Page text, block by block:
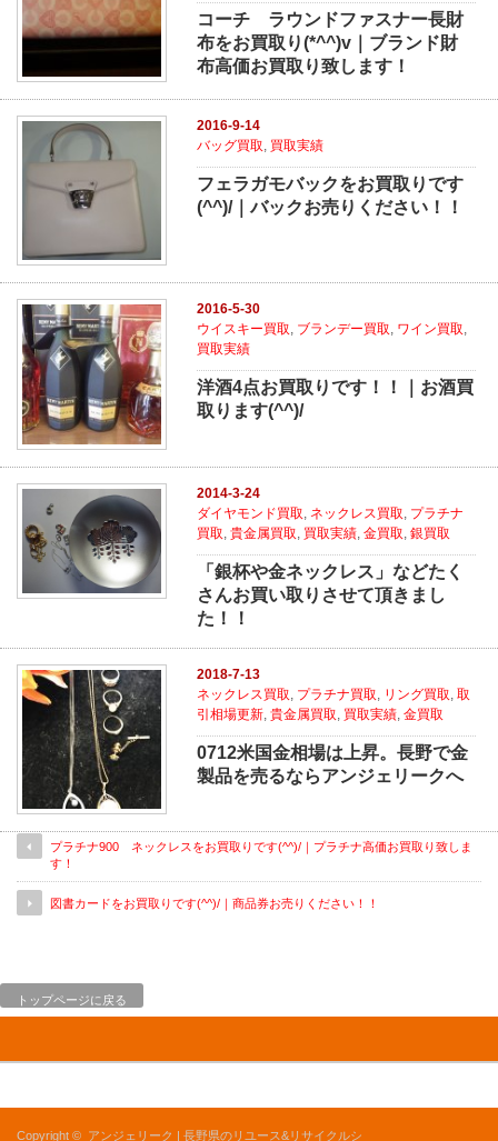
コーチ ラウンドファスナー長財
布をお買取り(*^^)v｜ブランド財
布高価お買取り致します！
2016-9-14
バッグ買取, 買取実績
フェラガモバックをお買取りです
(^^)/｜バックお売りください！！
2016-5-30
ウイスキー買取, ブランデー買取, ワイン買取,
買取実績
洋酒4点お買取りです！！｜お酒買
取ります(^^)/
2014-3-24
ダイヤモンド買取 ネックレス買取 プラチナ
買取 ,貴金属買取 買取実績 ,金買取 ,銀買取
「銀杯や金ネックレス」などたく
さんお買い取りさせて頂きまし
た！！
2018-7-13
ネックレス買取 プラチナ買取 リング買取 ,取
引相場更新 ,貴金属買取 買取実績 ,金買取
0712米国金相場は上昇。長野で金
製品を売るならアンジェリークへ
プラチナ900 ネックレスをお買取りです(^^)/｜プラチナ高価お買取り致しま
す！
図書カードをお買取りです(^^)/｜商品券お売りください！！
トップページに戻る
Copyright © アンジェリーク | 長野県のリユース&リサイクルシ